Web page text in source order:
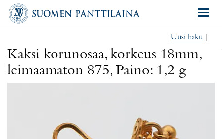
Uusi haku
Kaksi korunosaa, korkeus 18mm,
leimaamaton 875, Paino: 1,2 g